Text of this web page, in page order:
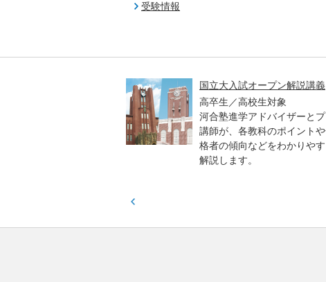
受験情報
国立大入試オープン解説講義
高卒生／高校生対象
河合塾進学アドバイザーとプ
講師が、各教科のポイント
格者の傾向などをわかりやす
解説します。